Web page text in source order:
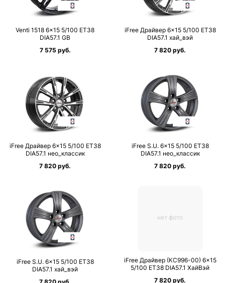
Venti 1518 6×15 5/100 ET38
DIA57.1 GB
7 575 руб.
iFree Драйвер 6×15 5/100 ET38
DIA57.1 хай_вэй
7 820 руб.
iFree Драйвер 6×15 5/100 ET38
DIA57.1 нео_классик
7 820 руб.
iFree S.U. 6×15 5/100 ET38
DIA57.1 нео_классик
7 820 руб.
iFree S.U. 6×15 5/100 ET38
DIA57.1 хай_вэй
нет фото
iFree Драйвер (КС996-00) 6×15
5/100 ET38 DIA57.1 ХайВэй
7 820 руб.